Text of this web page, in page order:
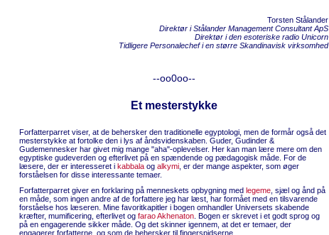
Torsten Stålander
Direktør i Stålander Management Consultant ApS
Direktør i den esoteriske radio Unicorn
Tidligere Personalechef i en større Skandinavisk virksomhed
--oo0oo--
Et mesterstykke
Forfatterparret viser, at de behersker den traditionelle egyptologi, men de formår også det
mesterstykke at fortolke den i lys af åndsvidenskaben. Guder, Gudinder &
Gudemennesker har givet mig mange "aha"-oplevelser. Her kan man lære mere om den
egyptiske gudeverden og efterlivet på en spændende og pædagogisk måde. For de
læsere, der er interesseret i kabbala og alkymi , er der mange aspekter, som øger
forståelsen for disse interessante temaer.
Forfatterparret giver en forklaring på menneskets opbygning med legeme , sjæl og ånd på
en måde, som ingen andre af de forfattere jeg har læst, har formået med en tilsvarende
forståelse hos læseren. Mine favoritkapitler i bogen omhandler Universets skabende
kræfter, mumificering, efterlivet og faraoAkhenaton . Bogen er skrevet i et godt sprog og
på en engagerende sikker måde. Og det skinner igennem, at det er temaer, der
engagerer forfatterne, og som de behersker til fingerspidserne.